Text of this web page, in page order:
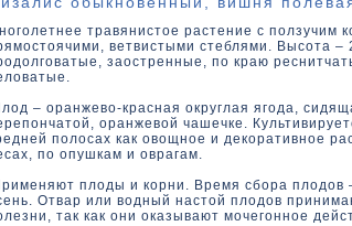
травянистое растение с ползучим
ветвистыми стеблями. Высота –
заостренные, по краю
– оранжево-красная округлая ягода,
оранжевой чашечке.
полосах как овощное и декоративное
по опушкам и оврагам.
плоды и корни. Время сбора плодов
Отвар или водный настой плодов
так как они оказывают мочегонное